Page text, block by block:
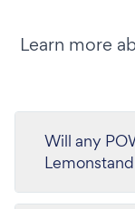
Learn more
Will any